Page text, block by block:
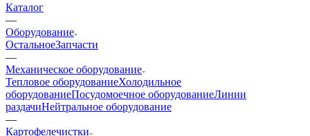
Каталог
—
Оборудование
ОстальноеЗапчасти
—
Механическое оборудование
Тепловое оборудованиеХолодильное
оборудованиеПосудомоечное оборудованиеЛинии
раздачиНейтральное оборудование
—
Картофелечистки